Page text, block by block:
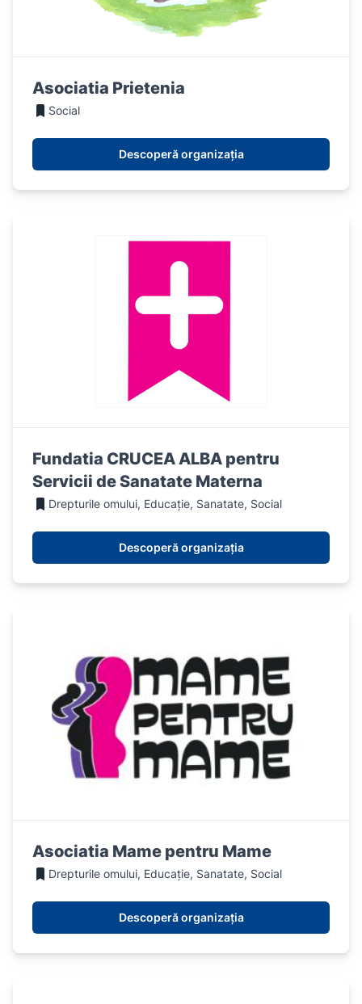
Asociatia Prietenia
Social
Descoperă organizația
Fundatia CRUCEA ALBA pentru
Servicii de Sanatate Materna
Drepturile omului, Educație, Sanatate, Social
Descoperă organizația
Asociatia Mame pentru Mame
Drepturile omului, Educație, Sanatate, Social
Descoperă organizația